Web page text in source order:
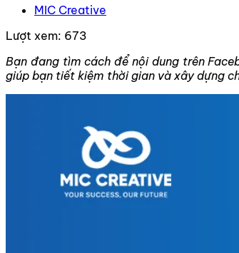
MIC Creative
Lượt xem: 673
Bạn đang tìm cách để nội dung trên
giúp bạn tiết kiệm thời gian và xây dựng